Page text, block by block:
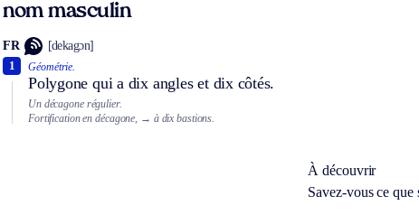
nom masculin
FR [dekagɔn]
Géométrie.
Polygone qui a dix angles et dix côtés.
1
Un décagone régulier.
Fortification en décagone, → à dix bastions.
À découvrir
Savez-vous ce